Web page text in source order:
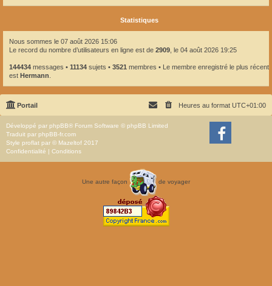
Statistiques
Nous sommes le 07 août 2026 15:06
Le record du nombre d’utilisateurs en ligne est de 2909, le 04 août 2026 19:25
144434 messages • 11134 sujets • 3521 membres • Le membre enregistré le plus récent
est Hermann.
Portail Heures au format UTC+01:00
Développé par phpBB® Forum Software © phpBB Limited
Traduit par phpBB-fr.com
Style proflat par © Mazeltof 2017
Confidentialité
Conditions
Une autre façon de voyager